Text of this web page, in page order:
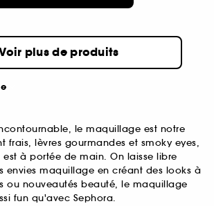
plus de produits
le maquillage est notre
frais, lèvres gourmandes et smoky eyes,
à portée de main. On laisse libre
envies maquillage en créant des looks à
ou nouveautés beauté, le maquillage
fun qu'avec Sephora.